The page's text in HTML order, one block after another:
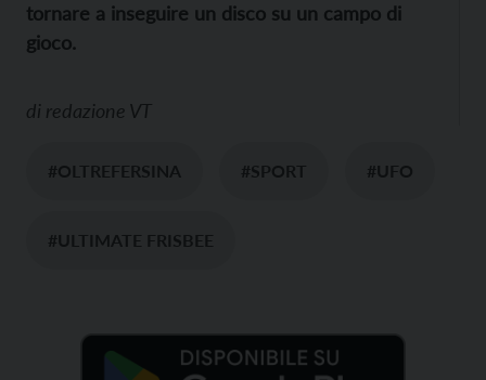
tornare a inseguire un disco su un campo di
gioco.
di redazione VT
#OLTREFERSINA #SPORT #UFO
#ULTIMATE FRISBEE